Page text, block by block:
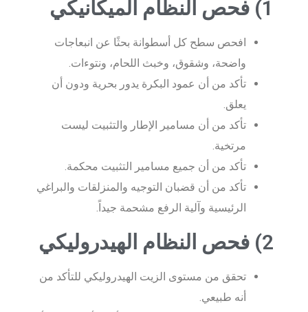
1) فحص النظام الميكانيكي
افحص سطح كل أسطوانة بحثًا عن انبعاجات
واضحة، وشقوق، وخبث اللحام، ونتوءات.
تأكد من أن عمود البكرة يدور بحرية ودون أن
يعلق.
تأكد من أن مسامير الإطار والتثبيت ليست
مرتخية.
تأكد من أن جميع مسامير التثبيت محكمة.
تأكد من أن قضبان التوجيه والمنزلقات والبراغي
الرئيسية وآلية الرفع مشحمة جيداً.
2) فحص النظام الهيدروليكي
تحقق من مستوى الزيت الهيدروليكي للتأكد من
أنه طبيعي.